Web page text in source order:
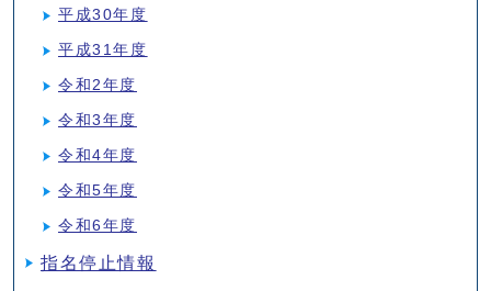
平成30年度
平成31年度
令和2年度
令和3年度
令和4年度
令和5年度
令和6年度
指名停止情報